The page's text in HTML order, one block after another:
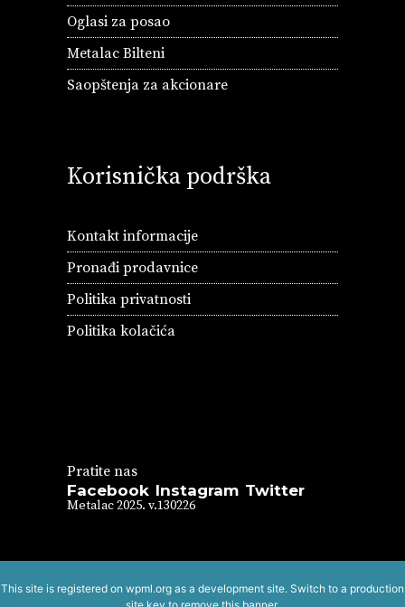
Oglasi za posao
Metalac Bilteni
Saopštenja za akcionare
Korisnička podrška
Kontakt informacije
Pronađi prodavnice
Politika privatnosti
Politika kolačića
Pratite nas
Facebook Instagram Twitter
Metalac 2025. v.130226
This site is registered on wpml.org as a development site. Switch to a production